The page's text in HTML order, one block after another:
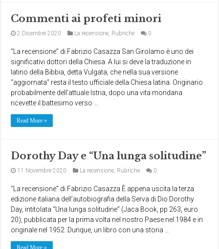
Commenti ai profeti minori
2 Dicembre 2020 La recensione, Rubriche 0
“La recensione” di Fabrizio Casazza San Girolamo è uno dei
significativi dottori della Chiesa. A lui si deve la traduzione in
latino della Bibbia, detta Vulgata, che nella sua versione
“aggiornata” resta il testo ufficiale della Chiesa latina. Originario
probabilmente dell’attuale Istria, dopo una vita mondana
ricevette il battesimo verso …
Read More »
Dorothy Day e “Una lunga solitudine”
11 Novembre 2020 La recensione, Rubriche 0
“La recensione” di Fabrizio Casazza È appena uscita la terza
edizione italiana dell’autobiografia della Serva di Dio Dorothy
Day, intitolata “Una lunga solitudine” (Jaca Book, pp 263, euro
20), pubblicata per la prima volta nel nostro Paese nel 1984 e in
originale nel 1952. Dunque, un libro con una storia …
Read More »